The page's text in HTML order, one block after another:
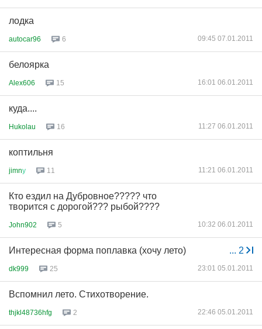
лодка
autocar96 6 09:45 07.01.2011
белоярка
Alex606 15 16:01 06.01.2011
куда....
Hukolau 16 11:27 06.01.2011
коптильня
jimnу 11 11:21 06.01.2011
Кто ездил на Дубровное????? что
творится с дорогой??? рыбой????
John902 5 10:32 06.01.2011
... 2
Интересная форма поплавка (хочу лето)
dk999 25 23:01 05.01.2011
Вспомнил лето. Стихотворение.
thjkl48736hfg 2 22:46 05.01.2011